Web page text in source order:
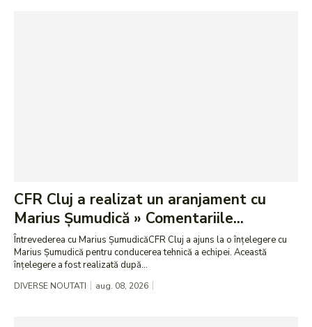
CFR Cluj a realizat un aranjament cu
Marius Șumudică » Comentariile...
Întrevederea cu Marius ȘumudicăCFR Cluj a ajuns la o înțelegere cu
Marius Șumudică pentru conducerea tehnică a echipei. Această
înțelegere a fost realizată după...
DIVERSE NOUTATI aug. 08, 2026